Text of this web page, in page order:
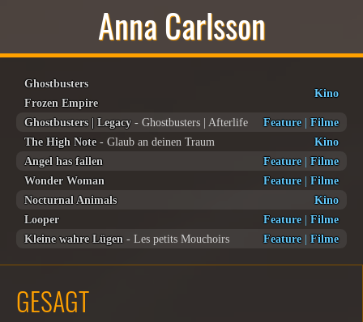
Anna Carlsson
Ghostbusters
Frozen Empire
Kino
Ghostbusters | Legacy- Ghostbusters | Afterlife Feature| Filme
The High Note- Glaub an deinen Traum
Kino
Angel has fallen
Feature| Filme
Wonder Woman
Feature| Filme
Nocturnal Animals
Kino
Looper
Feature| Filme
Kleine wahre Lügen - Les petits Mouchoirs Feature| Filme
GESAGT